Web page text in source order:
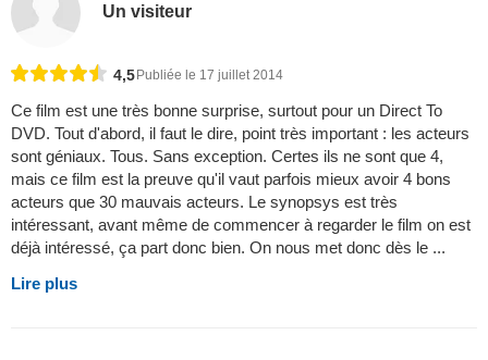
Un visiteur
4,5 Publiée le 17 juillet 2014
Ce film est une très bonne surprise, surtout pour un Direct To
DVD. Tout d'abord, il faut le dire, point très important : les acteurs
sont géniaux. Tous. Sans exception. Certes ils ne sont que 4,
mais ce film est la preuve qu'il vaut parfois mieux avoir 4 bons
acteurs que 30 mauvais acteurs. Le synopsys est très
intéressant, avant même de commencer à regarder le film on est
déjà intéressé, ça part donc bien. On nous met donc dès le ...
Lire plus